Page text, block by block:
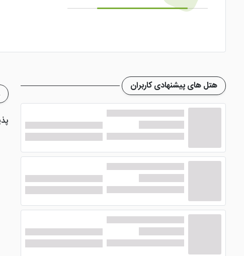
بسیار زیبا و لوکس چیده شده اند بگونه ای
هتل ممکن است نورگیر خوبی نداشته باشند که در زمان پذیرش باید
امکانات هتل زهره اصفهان
این هتلبرای رفاه و آسایش میهمانان خود امکاناتی را در نظر
توانند سفارش بدهند و درب اتاق تحویل بگیرند.
یکی از امتیازات این هتل در اصفهان که در بین دیگر هتل های
راحتی و بدون دغدغه به مکان های تفریحی دسترسی داشته باشد،
که باعث شده تا میهمانان این هتل در اصفهان با خیال راحت وسایل با
هتل های پیشنهادی کاربران